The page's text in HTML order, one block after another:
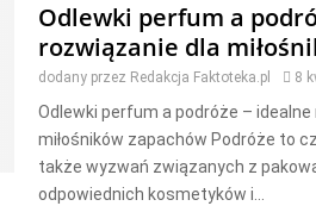
Odlewki perfum a
rozwiązanie dla
dodany przez Redakcja Faktoteka.pl 8
Odlewki perfum a podróże –
miłośników zapachów Podróże to
także wyzwań związanych z
odpowiednich kosmetyków i...